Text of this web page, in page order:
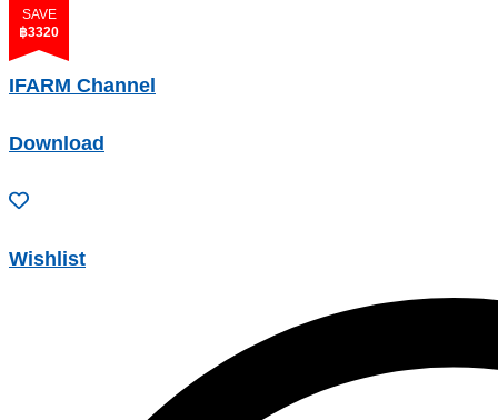
IFARM Channel
Download
Wishlist
SAVE
฿3320